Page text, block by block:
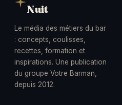
Nuit
Le média des métiers du bar
: concepts, coulisses,
recettes, formation et
inspirations. Une publication
du groupe Votre Barman,
depuis 2012.